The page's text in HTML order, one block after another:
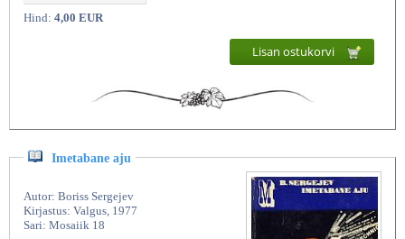
Hind: 4,00 EUR
Lisan ostukorvi
Imetabane aju
Autor: Boriss Sergejev
Kirjastus: Valgus, 1977
Sari: Mosaiik 18